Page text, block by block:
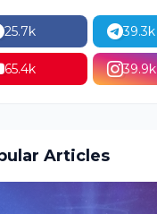
25.7k 39.3k
65.4k 39.9k
Articles